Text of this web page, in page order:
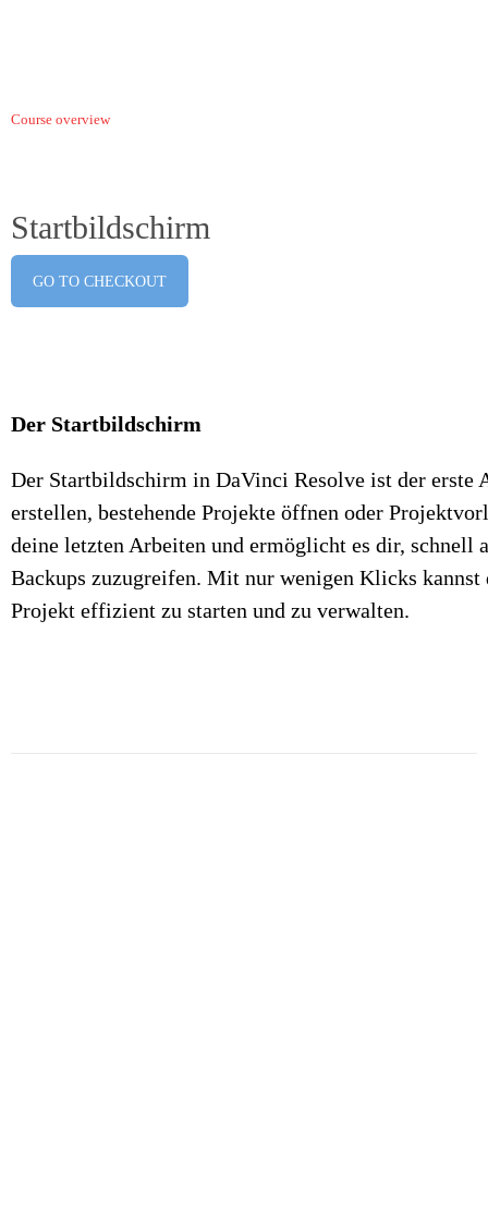
Course overview
Startbildschirm
GO TO CHECKOUT
Der Startbildschirm
Der Startbildschirm in DaVinci Resolve ist der erste
erstellen, bestehende Projekte öffnen oder
deine letzten Arbeiten und ermöglicht es dir, schnell
Backups zuzugreifen. Mit nur wenigen Klicks
Projekt effizient zu starten und zu verwalten.